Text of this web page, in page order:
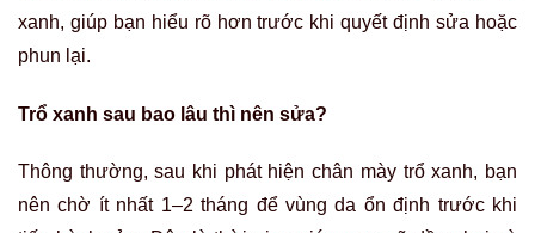
xanh, giúp bạn hiểu rõ hơn trước khi quyết định sửa hoặc
phun lại.
Trổ xanh sau bao lâu thì nên sửa?
Thông thường, sau khi phát hiện chân mày trổ xanh, bạn
nên chờ ít nhất 1–2 tháng để vùng da ổn định trước khi